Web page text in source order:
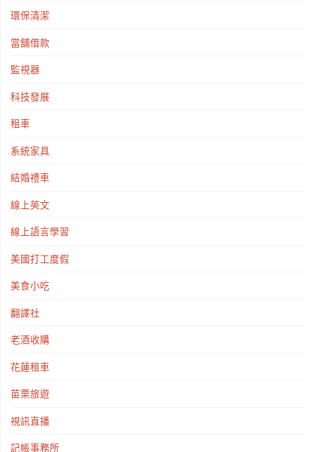
環保清潔
當舖借款
監視器
科技發展
租車
系統家具
結婚禮車
線上英文
線上語言學習
美國打工度假
美食小吃
翻譯社
老酒收購
花蓮租車
苗栗旅遊
視訊直播
記帳事務所